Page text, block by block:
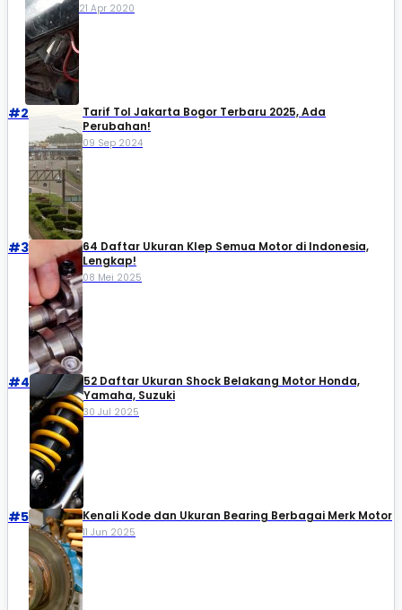
21 Apr 2020
#2
Tarif Tol Jakarta Bogor Terbaru 2025, Ada
Perubahan!
09 Sep 2024
#3
64 Daftar Ukuran Klep Semua Motor di Indonesia,
Lengkap!
08 Mei 2025
#4
52 Daftar Ukuran Shock Belakang Motor Honda,
Yamaha, Suzuki​
30 Jul 2025
#5 Kenali Kode dan Ukuran Bearing Berbagai Merk Motor
11 Jun 2025